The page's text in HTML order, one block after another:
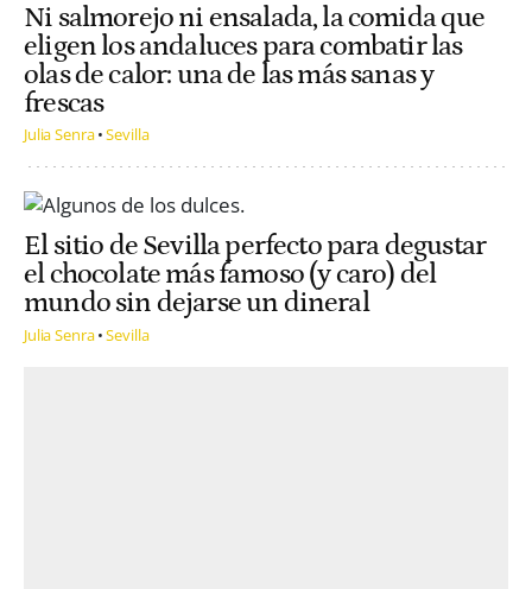
Ni salmorejo ni ensalada, la comida que
eligen los andaluces para combatir las
olas de calor: una de las más sanas y
frescas
Julia Senra Sevilla
El sitio de Sevilla perfecto para degustar
el chocolate más famoso (y caro) del
mundo sin dejarse un dineral
Julia Senra Sevilla